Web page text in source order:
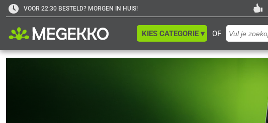
VOOR 22:30 BESTELD? MORGEN IN HUIS!
OF
KIES CATEGORIE ▾